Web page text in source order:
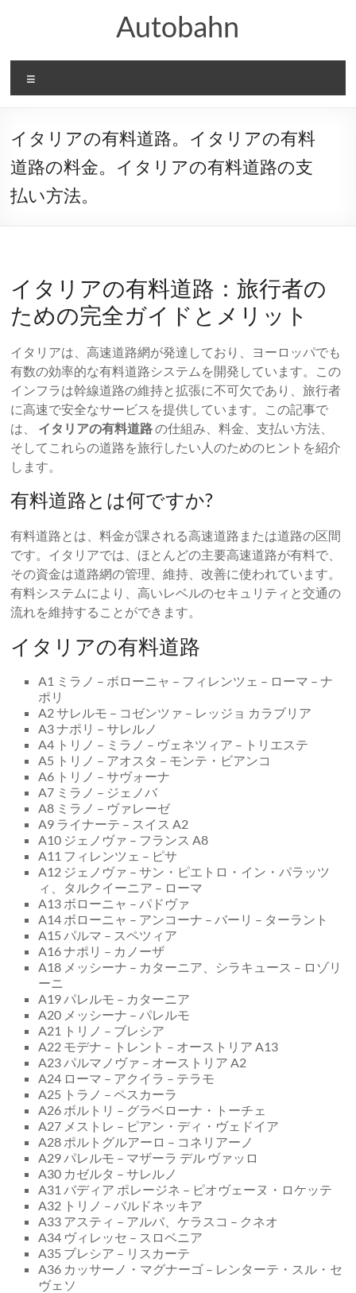
Autobahn
ニ
ー
イタリアの有料道路。イタリアの有料
道路の料金。イタリアの有料道路の支
払い方法。
イタリアの有料道路：旅行者の
ための完全ガイドとメリット
イタリアは、高速道路網が発達しており、ヨーロッパでも
有数の効率的な有料道路システムを開発しています。この
インフラは幹線道路の維持と拡張に不可欠であり、旅行者
に高速で安全なサービスを提供しています。この記事で
は、 イタリアの有料道路の仕組み、料金、支払い方法、
そしてこれらの道路を旅行したい人のためのヒントを紹介
します。
有料道路とは何ですか?
有料道路とは、料金が課される高速道路または道路の区間
です。イタリアでは、ほとんどの主要高速道路が有料で、
その資金は道路網の管理、維持、改善に使われています。
有料システムにより、高いレベルのセキュリティと交通の
流れを維持することができます。
イタリアの有料道路
A1 ミラノ – ボローニャ – フィレンツェ – ローマ – ナ
ポリ
A2 サレルモ – コゼンツァ – レッジョ カラブリア
A3 ナポリ – サレルノ
A4 トリノ – ミラノ – ヴェネツィア – トリエステ
A5 トリノ – アオスタ – モンテ・ビアンコ
A6 トリノ – サヴォーナ
A7 ミラノ – ジェノバ
A8 ミラノ – ヴァレーゼ
A9 ライナーテ – スイス A2
A10 ジェノヴァ – フランス A8
A11 フィレンツェ – ピサ
A12 ジェノヴァ – サン・ピエトロ・イン・パラッツ
ィ、タルクイーニア – ローマ
A13 ボローニャ – パドヴァ
A14 ボローニャ – アンコーナ – バーリ – ターラント
A15 パルマ – スペツィア
A16 ナポリ – カノーザ
A18 メッシーナ – カターニア、シラキュース – ロゾリ
ーニ
A19 パレルモ – カターニア
A20 メッシーナ – パレルモ
A21 トリノ – ブレシア
A22 モデナ – トレント – オーストリア A13
A23 パルマノヴァ – オーストリア A2
A24 ローマ – アクイラ – テラモ
A25 トラノ – ペスカーラ
A26 ボルトリ – グラベローナ・トーチェ
A27 メストレ – ピアン・ディ・ヴェドイア
A28 ポルトグルアーロ – コネリアーノ
A29 パレルモ – マザーラ デル ヴァッロ
A30 カゼルタ – サレルノ
A31 バディア ポレージネ – ピオヴェーヌ・ロケッテ
A32 トリノ – バルドネッキア
A33 アスティ – アルバ、ケラスコ – クネオ
A34 ヴィレッセ – スロベニア
A35 ブレシア – リスカーテ
A36 カッサーノ・マグナーゴ – レンターテ・スル・セ
ヴェソ